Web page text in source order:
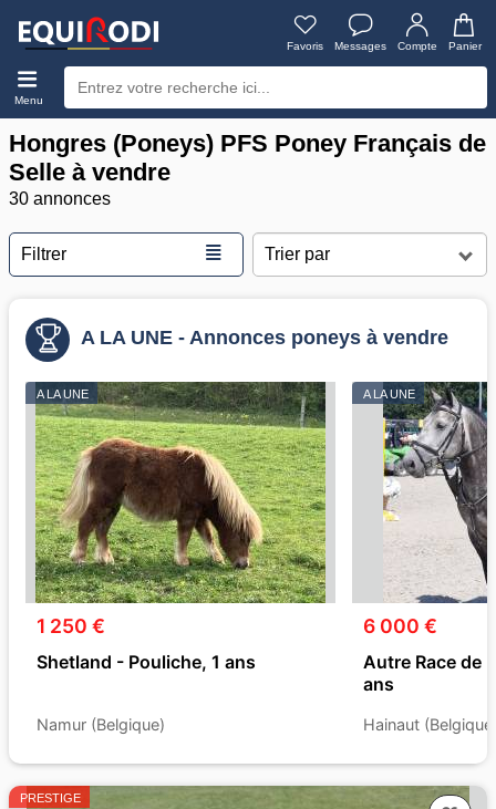
Favoris Messages Compte Panier
Menu
Hongres (Poneys) PFS Poney Français de
Selle à vendre
30 annonces
Filtrer ≣
A LA UNE - Annonces poneys à vendre
A LA UNE
1 250 €
Shetland - Pouliche, 1 ans
Namur (Belgique)
A LA UNE
6 000 €
Autre Race de
ans
Hainaut
PRESTIGE